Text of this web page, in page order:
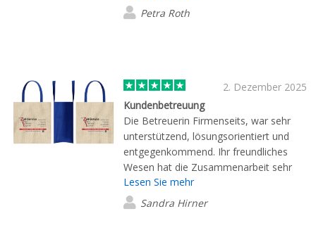
sehr gut! Die Kontaktdaten sind
gespeichert. ????
Petra Roth
2. Dezember 2025
Kundenbetreuung
Die Betreuerin Firmenseits, war sehr
unterstützend, lösungsorientiert und
entgegenkommend. Ihr freundliches
Wesen hat die Zusammenarbeit sehr
angenehm gestaltet. Produkt kam in der
vereinbarten Lieferzeit an und
entsprach den Vorstellungen.
Lesen Sie mehr
Sandra Hirner